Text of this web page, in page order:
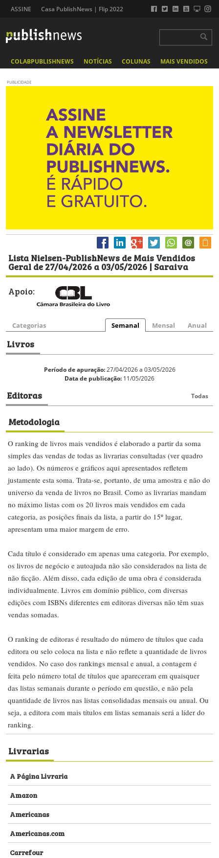
ASSINE Casa PublishNews | Flip 2022
COLABPUBLISHNEWS NOTÍCIAS COLUNAS MAIS VENDIDOS
PUBLICIDADE
Lista Nielsen-PublishNews de Mais Vendidos
Geral de 27/04/2026 a 03/05/2026 | Saraiva
Apoio:
Categorias Semanal Mensal Anual
Livros
Período de apuração:27/04/2026 a 03/05/2026
Data de publicação: 11/05/2026
Editoras Todas
Metodologia
O ranking de livros mais vendidos é elaborado a partir da soma
simples das vendas de todas as livrarias consultadas (ver quadro
ao lado). Os números e gráficos aqui apresentados refletem
justamente esta soma. Trata-se, portanto, de uma amostra e não do
universo da venda de livros no Brasil. Como as livrarias mandam
no máximo listas com os 20 livros mais vendidos em cada
categoria, as posições finais da lista, a partir do 15º lugar,
apresentam uma maior margem de erro.
Cada título é considerado em apenas uma categoria. Por exemplo,
os livros de negócio e autoajuda não são considerados na lista de
não ficção. Além disso, cada edição de uma obra é considerada
individualmente. Livros em domínio público, com diversas
edições com ISBNs diferentes em editoras diversas não têm suas
vendas somadas.
O ranking de editoras é resultado do número de títulos que cada
editora ou selo coloca na lista e não reflete a quantidade de livros
vendidos. No caso dos rankings mensal e anual, a contagem é
feita pelo número total de títulos que apareceram em quaisquer
das listas semanais durante o período em questão, e não pela
quantidade de livros nas listas consolidadas mensais ou anual. Ou
seja, a editora com mais títulos em listas semanais será a líder do
ranking.
Livrarias
A Página Livraria
Amazon
Americanas
Americanas.com
Carrefour